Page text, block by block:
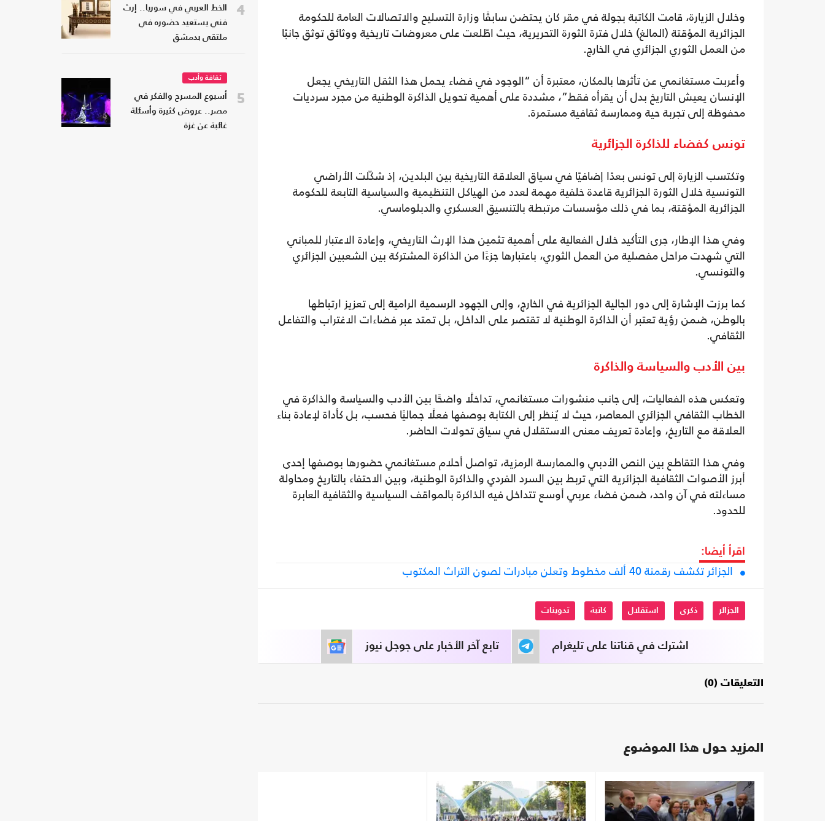
وخلال الزيارة، قامت الكاتبة بجولة في مقر كان يحتضن سابقًا وزارة التسليح والاتصالات العامة للحكومة
الجزائرية المؤقتة (المالغ) خلال فترة الثورة التحريرية، حيث اطّلعت على معروضات تاريخية ووثائق توثق جانبًا
من العمل الثوري الجزائري في الخارج.
وأعربت مستغانمي عن تأثرها بالمكان، معتبرة أن “الوجود في فضاء يحمل هذا الثقل التاريخي يجعل
الإنسان يعيش التاريخ بدل أن يقرأه فقط”، مشددة على أهمية تحويل الذاكرة الوطنية من مجرد سرديات
محفوظة إلى تجربة حية وممارسة ثقافية مستمرة.
تونس كفضاء للذاكرة الجزائرية
وتكتسب الزيارة إلى تونس بعدًا إضافيًا في سياق العلاقة التاريخية بين البلدين، إذ شكّلت الأراضي
التونسية خلال الثورة الجزائرية قاعدة خلفية مهمة لعدد من الهياكل التنظيمية والسياسية التابعة للحكومة
الجزائرية المؤقتة، بما في ذلك مؤسسات مرتبطة بالتنسيق العسكري والدبلوماسي.
وفي هذا الإطار، جرى التأكيد خلال الفعالية على أهمية تثمين هذا الإرث التاريخي، وإعادة الاعتبار للمباني
التي شهدت مراحل مفصلية من العمل الثوري، باعتبارها جزءًا من الذاكرة المشتركة بين الشعبين الجزائري
والتونسي.
كما برزت الإشارة إلى دور الجالية الجزائرية في الخارج، وإلى الجهود الرسمية الرامية إلى تعزيز ارتباطها
بالوطن، ضمن رؤية تعتبر أن الذاكرة الوطنية لا تقتصر على الداخل، بل تمتد عبر فضاءات الاغتراب والتفاعل
الثقافي.
بين الأدب والسياسة والذاكرة
وتعكس هذه الفعاليات، إلى جانب منشورات مستغانمي، تداخلًا واضحًا بين الأدب والسياسة والذاكرة في
الخطاب الثقافي الجزائري المعاصر، حيث لا يُنظر إلى الكتابة بوصفها فعلًا جماليًا فحسب، بل كأداة لإعادة بناء
العلاقة مع التاريخ، وإعادة تعريف معنى الاستقلال في سياق تحولات الحاضر.
وفي هذا التقاطع بين النص الأدبي والممارسة الرمزية، تواصل أحلام مستغانمي حضورها بوصفها إحدى
أبرز الأصوات الثقافية الجزائرية التي تربط بين السرد الفردي والذاكرة الوطنية، وبين الاحتفاء بالتاريخ ومحاولة
مساءلته في آن واحد، ضمن فضاء عربي أوسع تتداخل فيه الذاكرة بالمواقف السياسية والثقافية العابرة
للحدود.
اقرأ أيضا:
الجزائر تكشف رقمنة 40 ألف مخطوط وتعلن مبادرات لصون التراث المكتوب
الجزائر ذكرى استقلال كاتبة تدوينات
تابع آخر الأخبار على جوجل نيوز اشترك في قناتنا على تليغرام
التعليقات (0)
المزيد حول هذا الموضوع
4
الخط العربي في سوريا.. إرث
فني يستعيد حضوره في
ملتقى بدمشق
5
ثقافة وأدب
أسبوع المسرح والفكر في
مصر.. عروض كثيرة وأسئلة
غائبة عن غزة